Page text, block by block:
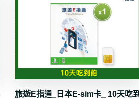
旅遊E指通_日本E-sim卡_ 10天吃到